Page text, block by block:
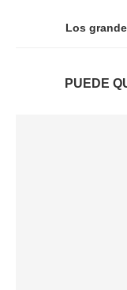
Los
PUEDE